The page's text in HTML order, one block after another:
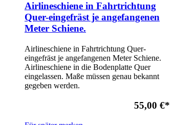
Airlineschiene in Fahrtrichtung
Quer-eingefräst je angefangenen
Meter Schiene.
Airlineschiene in Fahrtrichtung Quer-
eingefräst je angefangenen Meter Schiene.
Airlineschiene in die Bodenplatte Quer
eingelassen. Maße müssen genau bekannt
gegeben werden.
55,00 €*